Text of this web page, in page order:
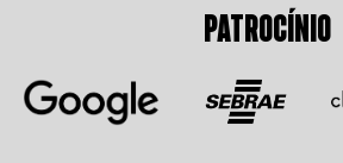
PATROCÍNIO